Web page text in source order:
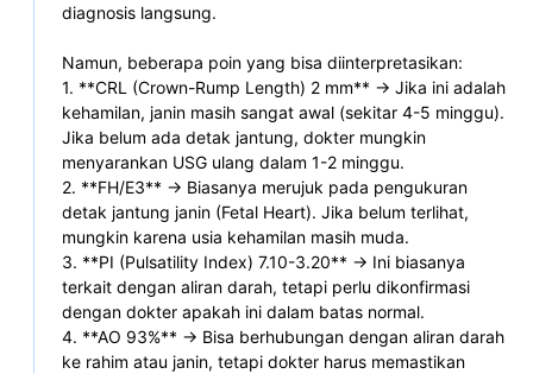
diagnosis langsung.
Namun, beberapa poin yang bisa diinterpretasikan:
1. **CRL (Crown-Rump Length) 2 mm** → Jika ini adalah
kehamilan, janin masih sangat awal (sekitar 4-5 minggu).
Jika belum ada detak jantung, dokter mungkin
menyarankan USG ulang dalam 1-2 minggu.
2. **FH/E3** → Biasanya merujuk pada pengukuran
detak jantung janin (Fetal Heart). Jika belum terlihat,
mungkin karena usia kehamilan masih muda.
3. **PI (Pulsatility Index) 7.10-3.20** → Ini biasanya
terkait dengan aliran darah, tetapi perlu dikonfirmasi
dengan dokter apakah ini dalam batas normal.
4. **AO 93%** → Bisa berhubungan dengan aliran darah
ke rahim atau janin, tetapi dokter harus memastikan